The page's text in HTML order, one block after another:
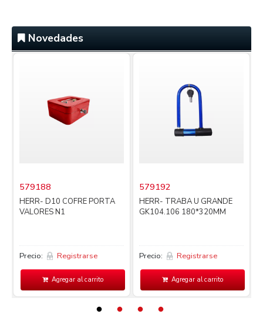
Novedades
579188
HERR- D10 COFRE PORTA
VALORES N1
Precio: Registrarse
Agregar al carrito
579192
HERR- TRABA U GRANDE
GK104.106 180*320MM
Precio: Registrarse
Agregar al carrito